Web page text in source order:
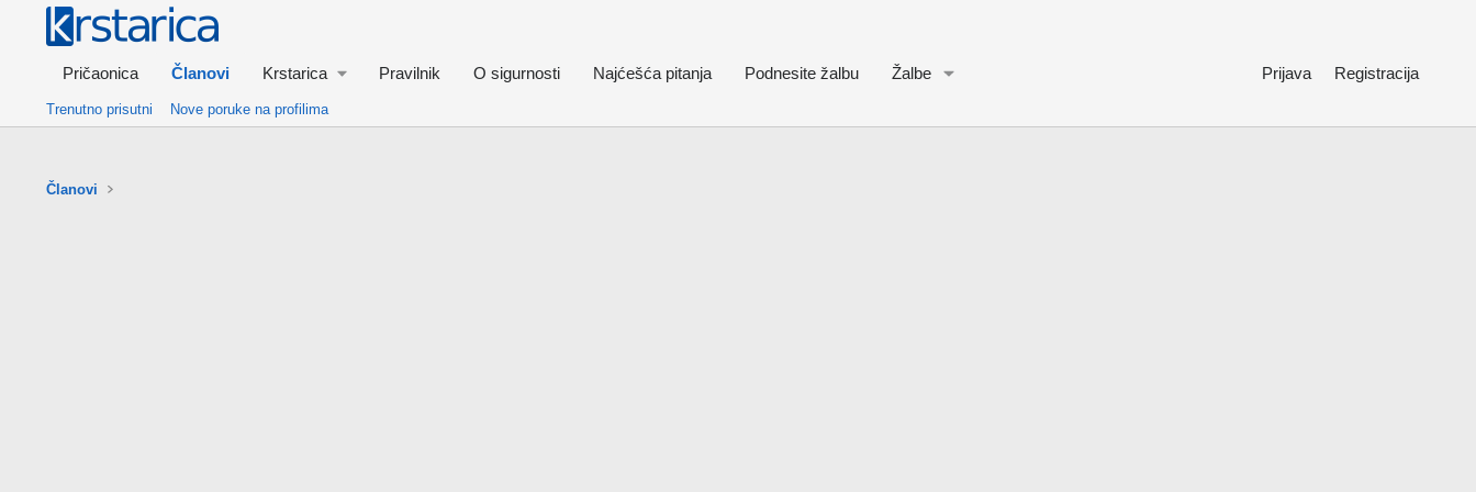
Pričaonica Članovi Krstarica Pravilnik O sigurnosti Najćešća pitanja Podnesite žalbu Žalbe Prijava Registracija
Trenutno prisutni Nove poruke na profilima
Članovi